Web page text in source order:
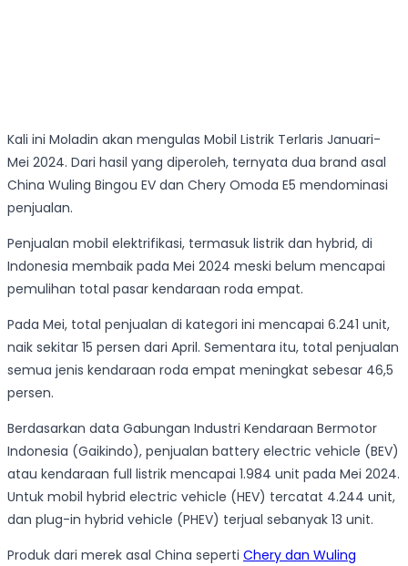
Kali ini Moladin akan mengulas Mobil Listrik Terlaris Januari-
Mei 2024. Dari hasil yang diperoleh, ternyata dua brand asal
China Wuling Bingou EV dan Chery Omoda E5 mendominasi
penjualan.
Penjualan mobil elektrifikasi, termasuk listrik dan hybrid, di
Indonesia membaik pada Mei 2024 meski belum mencapai
pemulihan total pasar kendaraan roda empat.
Pada Mei, total penjualan di kategori ini mencapai 6.241 unit,
naik sekitar 15 persen dari April. Sementara itu, total penjualan
semua jenis kendaraan roda empat meningkat sebesar 46,5
persen.
Berdasarkan data Gabungan Industri Kendaraan Bermotor
Indonesia (Gaikindo), penjualan battery electric vehicle (BEV)
atau kendaraan full listrik mencapai 1.984 unit pada Mei 2024.
Untuk mobil hybrid electric vehicle (HEV) tercatat 4.244 unit,
dan plug-in hybrid vehicle (PHEV) terjual sebanyak 13 unit.
Produk dari merek asal China seperti Chery dan Wuling